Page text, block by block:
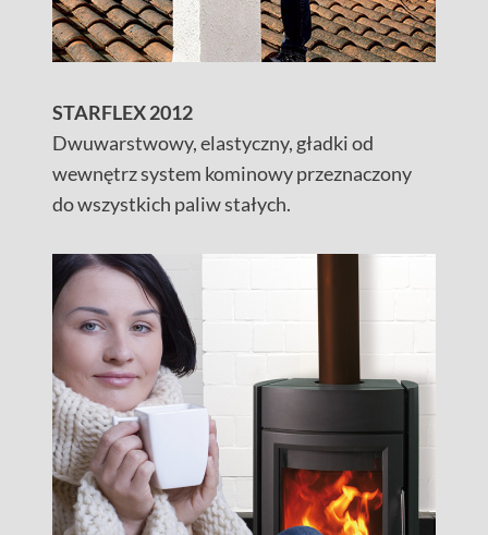
STARFLEX 2012
Dwuwarstwowy, elastyczny, gładki od
wewnętrz system kominowy przeznaczony
do wszystkich paliw stałych.